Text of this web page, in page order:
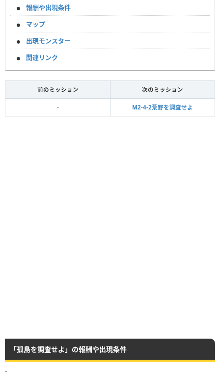
報酬や出現条件
マップ
出現モンスター
関連リンク
前のミッション 次のミッション
- M2-4-2荒野を調査せよ
「孤島を調査せよ」の報酬や出現条件